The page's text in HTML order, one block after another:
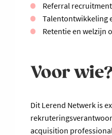
Referral recruitment
Talentontwikkeling
Retentie en welzijn
Voor
Dit Lerend Netwerk is
acquisition